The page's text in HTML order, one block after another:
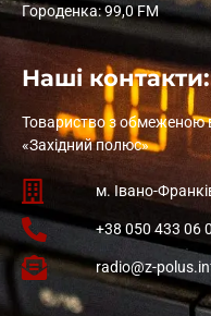
Городенка: 99,0 FM
Наші контакти:
Товариство з обмеженою
«Західний полюс»
м. Івано-
+38 050 433 06
radio@z-